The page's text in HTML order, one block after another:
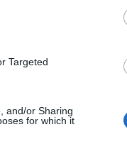
Targeted
and/or Sharing
for which it
dugotrajnosti, ali i